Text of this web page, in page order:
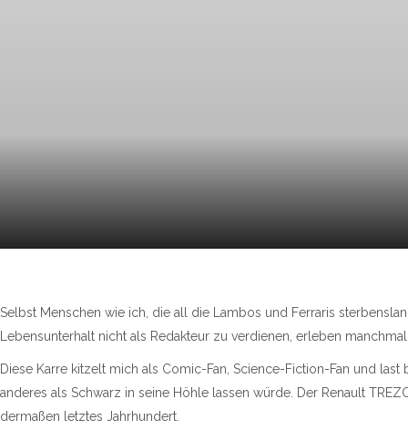
Selbst Menschen wie ich, die all die Lambos und Ferraris
Lebensunterhalt nicht als Redakteur zu verdienen, erleben
Diese Karre kitzelt mich als Comic-Fan, Science-Fiction-Fan und
anderes als Schwarz in seine Höhle lassen würde. Der Renault
dermaßen letztes Jahrhundert.